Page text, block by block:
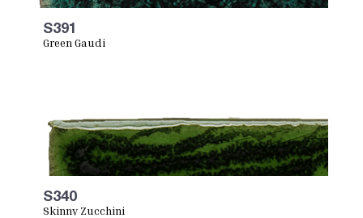
S391
Green Gaudi
S340
Skinny Zucchini